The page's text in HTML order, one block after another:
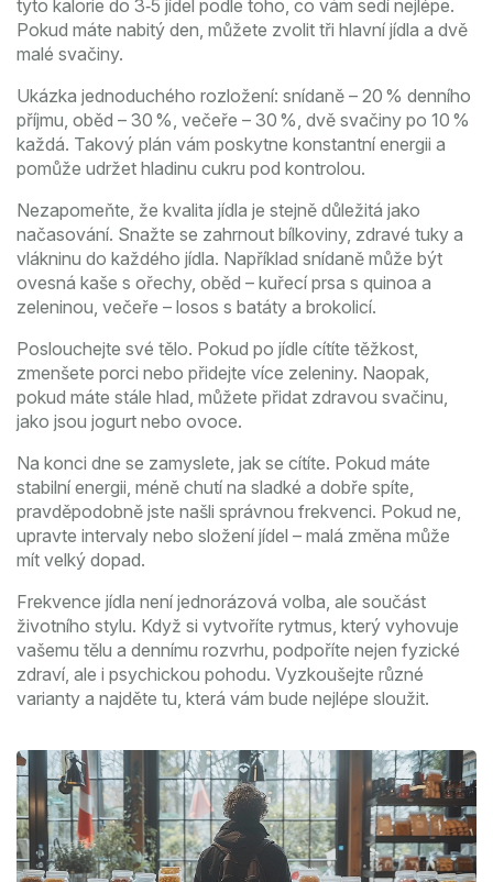
tyto kalorie do 3‑5 jídel podle toho, co vám sedí nejlépe.
Pokud máte nabitý den, můžete zvolit tři hlavní jídla a dvě
malé svačiny.
Ukázka jednoduchého rozložení: snídaně – 20 % denního
příjmu, oběd – 30 %, večeře – 30 %, dvě svačiny po 10 %
každá. Takový plán vám poskytne konstantní energii a
pomůže udržet hladinu cukru pod kontrolou.
Nezapomeňte, že kvalita jídla je stejně důležitá jako
načasování. Snažte se zahrnout bílkoviny, zdravé tuky a
vlákninu do každého jídla. Například snídaně může být
ovesná kaše s ořechy, oběd – kuřecí prsa s quinoa a
zeleninou, večeře – losos s batáty a brokolicí.
Poslouchejte své tělo. Pokud po jídle cítíte těžkost,
zmenšete porci nebo přidejte více zeleniny. Naopak,
pokud máte stále hlad, můžete přidat zdravou svačinu,
jako jsou jogurt nebo ovoce.
Na konci dne se zamyslete, jak se cítíte. Pokud máte
stabilní energii, méně chutí na sladké a dobře spíte,
pravděpodobně jste našli správnou frekvenci. Pokud ne,
upravte intervaly nebo složení jídel – malá změna může
mít velký dopad.
Frekvence jídla není jednorázová volba, ale součást
životního stylu. Když si vytvoříte rytmus, který vyhovuje
vašemu tělu a dennímu rozvrhu, podpoříte nejen fyzické
zdraví, ale i psychickou pohodu. Vyzkoušejte různé
varianty a najděte tu, která vám bude nejlépe sloužit.